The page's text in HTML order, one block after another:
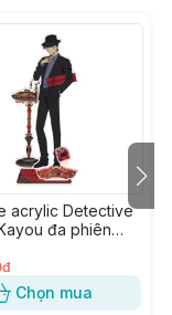
acrylic Detective
đa phiên
Chọn mua